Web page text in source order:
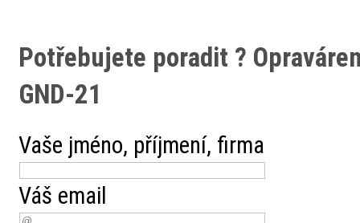
Potřebujete poradit ?
GND-21
Vaše jméno, příjmení, firma
Váš email